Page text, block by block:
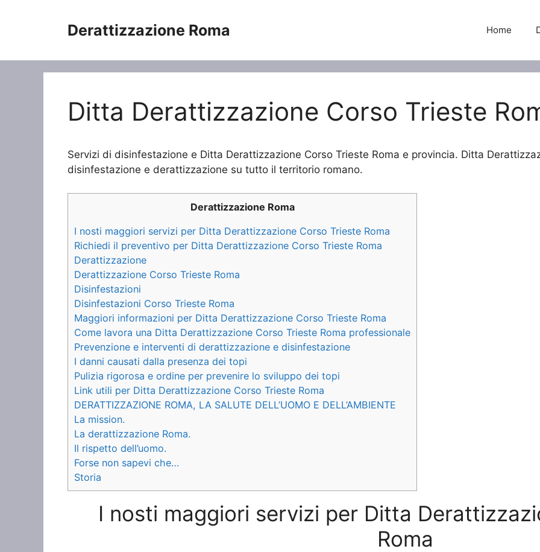
Derattizzazione Roma Home
Ditta Derattizzazione Corso Trieste
Servizi di disinfestazione e Ditta Derattizzazione Corso Trieste Roma e provincia. Ditta
disinfestazione e derattizzazione su tutto il territorio romano.
Derattizzazione Roma
I nosti maggiori servizi per Ditta Derattizzazione Corso Trieste Roma
Richiedi il preventivo per Ditta Derattizzazione Corso Trieste Roma
Derattizzazione
Derattizzazione Corso Trieste Roma
Disinfestazioni
Disinfestazioni Corso Trieste Roma
Maggiori informazioni per Ditta Derattizzazione Corso Trieste Roma
Come lavora una Ditta Derattizzazione Corso Trieste Roma professionale
Prevenzione e interventi di derattizzazione e disinfestazione
I danni causati dalla presenza dei topi
Pulizia rigorosa e ordine per prevenire lo sviluppo dei topi
Link utili per Ditta Derattizzazione Corso Trieste Roma
DERATTIZZAZIONE ROMA, LA SALUTE DELL’UOMO E DELL’AMBIENTE
La mission.
La derattizzazione Roma.
Il rispetto dell’uomo.
Forse non sapevi che…
Storia
I nosti maggiori servizi per Ditta
Roma